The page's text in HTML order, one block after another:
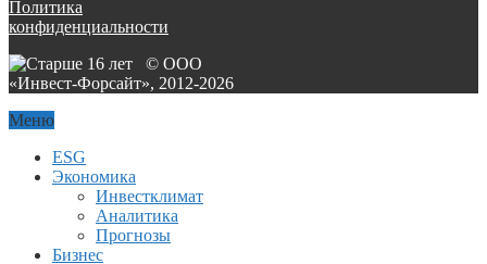
Политика
конфиденциальности
© ООО
«Инвест-Форсайт», 2012-2026
Меню
ESG
Экономика
Инвестклимат
Аналитика
Прогнозы
Бизнес